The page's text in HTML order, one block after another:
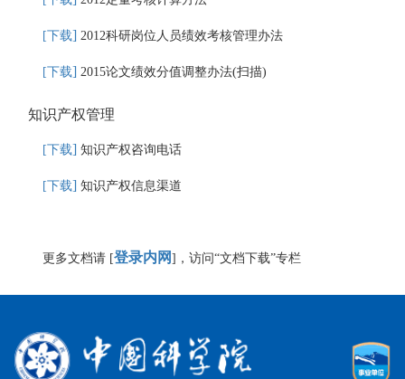
[下载] 2012科研岗位人员绩效考核管理办法
[下载] 2015论文绩效分值调整办法(扫描)
知识产权管理
[下载] 知识产权咨询电话
[下载] 知识产权信息渠道
更多文档请 [登录内网 ] ，访问“文档下载”专栏